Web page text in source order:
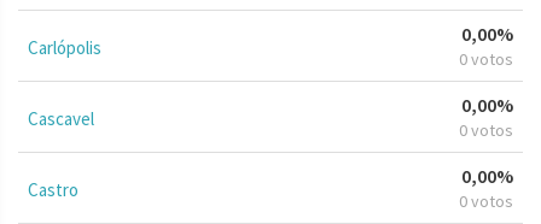
Carlópolis
0,00%
0 votos
Cascavel
0,00%
0 votos
Castro
0,00%
0 votos